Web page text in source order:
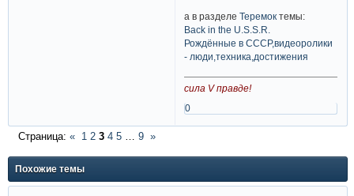
а в разделеТеремок темы:
Back in the U.S.S.R.
Рождённые в СССР,видеоролики
- люди,техника,достижения
сила V правде!
0
Страница: « 1 2 3 4 5 … 9 »
Похожие темы